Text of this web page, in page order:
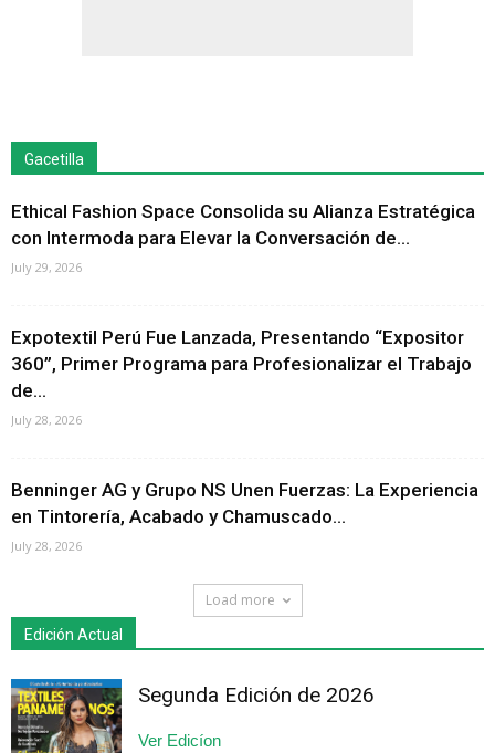
Gacetilla
Ethical Fashion Space Consolida su Alianza Estratégica
con Intermoda para Elevar la Conversación de...
July 29, 2026
Expotextil Perú Fue Lanzada, Presentando “Expositor
360”, Primer Programa para Profesionalizar el Trabajo
de...
July 28, 2026
Benninger AG y Grupo NS Unen Fuerzas: La Experiencia
en Tintorería, Acabado y Chamuscado...
July 28, 2026
Load more
Edición Actual
Segunda Edición de 2026
Ver Edicíon